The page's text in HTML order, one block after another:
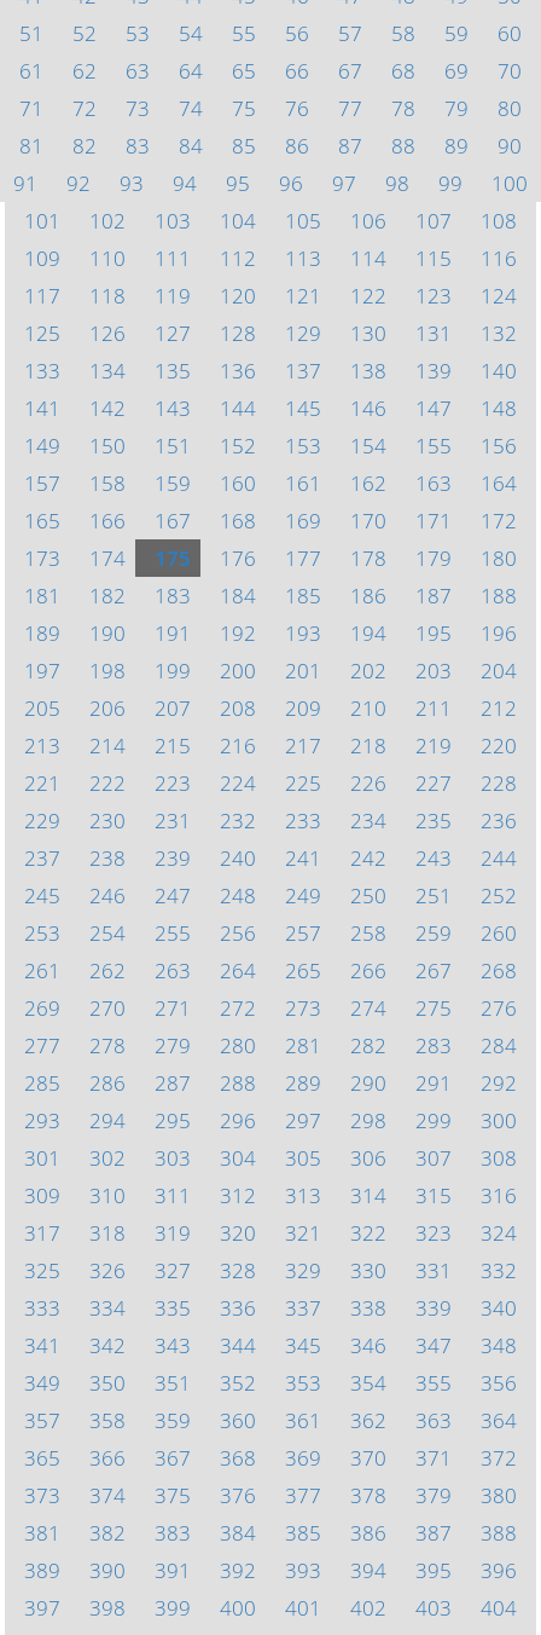
51
52 53 54 55 56 57 58 59
60
61
62 63 64 65 66 67 68 69
70
71
72 73 74 75 76 77 78 79
80
81
82 83 84 85 86 87 88 89
90
91
92 93 94 95 96 97 98 99
100
101
102 103 104 105 106 107
108
109
110 111 112 113 114 115
116
117
118 119 120 121 122 123
124
125
126 127 128 129 130 131
132
133
134 135 136 137 138 139
140
141
142 143 144 145 146 147
148
149
150 151 152 153 154 155
156
157
158 159 160 161 162 163
164
165
166 167 168 169 170 171
172
173
174 175 176 177 178 179
180
181
182 183 184 185 186 187
188
189
190 191 192 193 194 195
196
197
198 199 200 201 202 203
204
205
206 207 208 209 210 211
212
213
214 215 216 217 218 219
220
221
222 223 224 225 226 227
228
229
230 231 232 233 234 235
236
237
238 239 240 241 242 243
244
245
246 247 248 249 250 251
252
253
254 255 256 257 258 259
260
261
262 263 264 265 266 267
268
269
270 271 272 273 274 275
276
277
278 279 280 281 282 283
284
285
286 287 288 289 290 291
292
293
294 295 296 297 298 299
300
301
302 303 304 305 306 307
308
309
310 311 312 313 314 315
316
317
318 319 320 321 322 323
324
325
326 327 328 329 330 331
332
333
334 335 336 337 338 339
340
341
342 343 344 345 346 347
348
349
350 351 352 353 354 355
356
357
358 359 360 361 362 363
364
365
366 367 368 369 370 371
372
373
374 375 376 377 378 379
380
381
382 383 384 385 386 387
388
389
390 391 392 393 394 395
396
397
398 399 400 401 402 403
404